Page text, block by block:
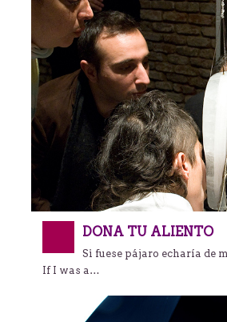
DONA TU ALIENTO
Si fuese pájaro echaría de
If I was a…